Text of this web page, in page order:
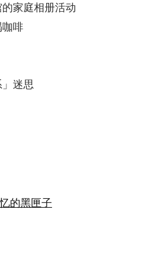
家庭相册活动
啡
」迷思
的黑匣子